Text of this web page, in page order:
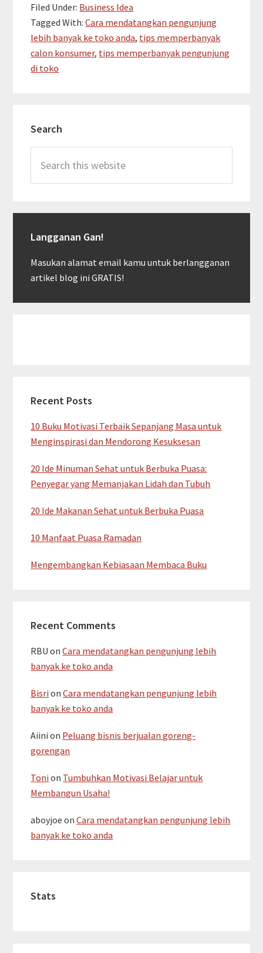
pengunjung
lebih
banyak
ke
Filed Under: Business Idea
Tagged With:Cara mendatangkan pengunjung
lebih banyak ke toko anda, tips memperbanyak
calon konsumer, tips memperbanyak pengunjung
di toko
Sidebar
Search
this
website
Langganan Gan!
Masukan alamat email kamu untuk berlangganan
artikel blog ini GRATIS!
Recent Posts
10 Buku Motivasi Terbaik Sepanjang Masa untuk
Menginspirasi dan Mendorong Kesuksesan
20 Ide Minuman Sehat untuk Berbuka Puasa:
Penyegar yang Memanjakan Lidah dan Tubuh
20 Ide Makanan Sehat untuk Berbuka Puasa
10 Manfaat Puasa Ramadan
Mengembangkan Kebiasaan Membaca Buku
Recent Comments
RBU onCara mendatangkan pengunjung lebih
banyak ke toko anda
Bisri onCara mendatangkan pengunjung lebih
banyak ke toko anda
Aiini on Peluang bisnis berjualan goreng-
gorengan
Toni on Tumbuhkan Motivasi Belajar untuk
Membangun Usaha!
aboyjoe onCara mendatangkan pengunjung lebih
banyak ke toko anda
Stats